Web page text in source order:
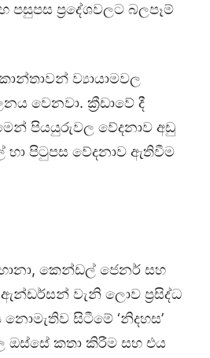
පසුපස ප්‍රදේශවලට බලපෑම්
ව්‍යායාමවල
වෙනවා. ක්‍රීඩාවේ දී
පියයුරුවල වේදනාව අඩු
පිටුපස වේදනාව ඇතිවීම
කෙන්ඩල් ජෙනර් සහ
වැනි ලොව ප්‍රසිද්ධ
සිටීමේ ‘නිදහස’
ඔස්සේ කතා කිරීම සහ එය